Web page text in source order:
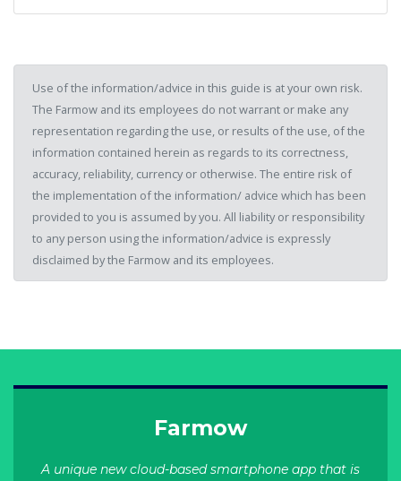
Use of the information/advice in this guide is at your own risk.
The Farmow and its employees do not warrant or make any
representation regarding the use, or results of the use, of the
information contained herein as regards to its correctness,
accuracy, reliability, currency or otherwise. The entire risk of
the implementation of the information/ advice which has been
provided to you is assumed by you. All liability or responsibility
to any person using the information/advice is expressly
disclaimed by the Farmow and its employees.
Farmow
A unique new cloud-based smartphone app that is